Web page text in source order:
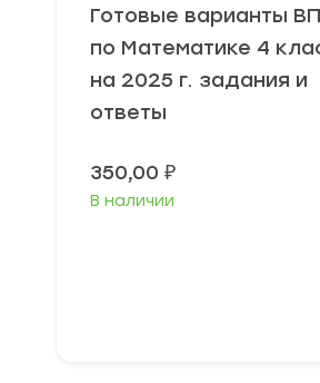
Готовые варианты
по Математике 4
на 2025 г. задания и
ответы
350,00 ₽
В наличии